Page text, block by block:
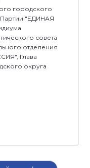
городского
"ЕДИНАЯ
совета
отделения
Глава
округа